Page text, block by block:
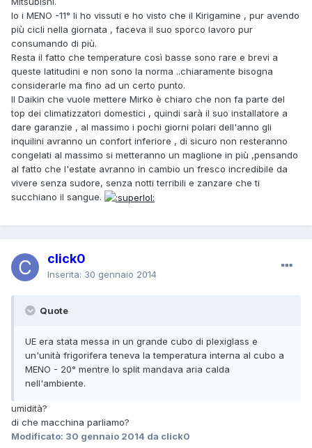
Io i MENO -11° li ho vissuti e ho visto che il Kirigamine , pur avendo
più cicli nella giornata , faceva il suo sporco lavoro pur
consumando di più.
Resta il fatto che temperature così basse sono rare e brevi a
queste latitudini e non sono la norma ..chiaramente bisogna
considerarle ma fino ad un certo punto.
Il Daikin che vuole mettere Mirko è chiaro che non fa parte del
top dei climatizzatori domestici , quindi sarà il suo installatore a
dare garanzie , al massimo i pochi giorni polari dell'anno gli
inquilini avranno un confort inferiore , di sicuro non resteranno
congelati al massimo si metteranno un maglione in più ,pensando
al fatto che l'estate avranno in cambio un fresco incredibile da
vivere senza sudore, senza notti terribili e zanzare che ti
succhiano il sangue.
click0
Inserita: 30 gennaio 2014
Quote
UE era stata messa in un grande cubo di plexiglass e
un'unità frigorifera teneva la temperatura interna al cubo a
MENO - 20° mentre lo split mandava aria calda
nell'ambiente.
umidità?
di che macchina parliamo?
Modificato: 30 gennaio 2014 da click0